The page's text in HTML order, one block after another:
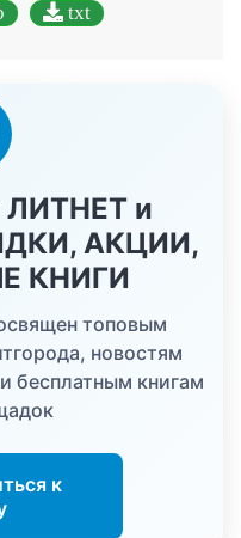
txt
ЛИТНЕТ и
АКЦИИ,
КНИГИ
топовым
новостям
бесплатным книгам
к